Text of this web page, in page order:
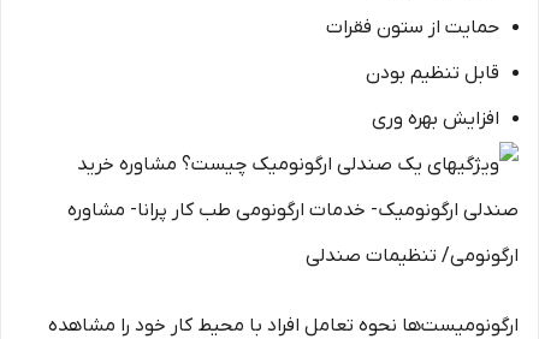
حمایت از ستون فقرات
قابل تنظیم بودن
افزایش بهره وری
ارگونومیست‌ها نحوه تعامل افراد با محیط کار خود را مشاهده